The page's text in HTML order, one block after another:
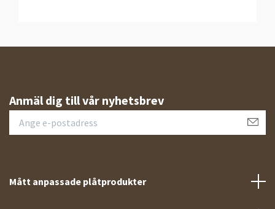
Anmäl dig till vår nyhetsbrev
Mått anpassade plåtprodukter